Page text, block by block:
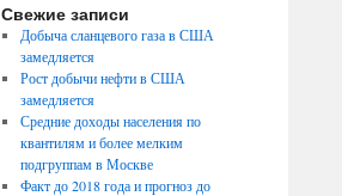
Свежие записи
Добыча сланцевого газа в США
замедляется
Рост добычи нефти в США
замедляется
Средние доходы населения по
квантилям и более мелким
подгруппам в Москве
Факт до 2018 года и прогноз до